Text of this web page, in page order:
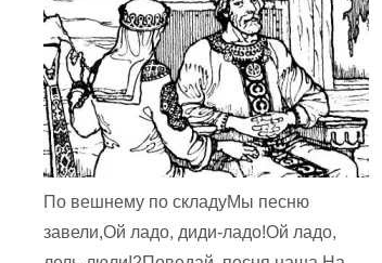
По вешнему по складуМы песню
завели,Ой ладо, диди-ладо!Ой ладо,